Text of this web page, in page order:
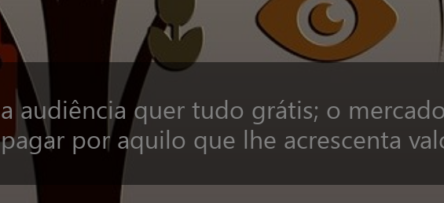
a audiência quer tudo grátis; o
pagar por aquilo que lhe acrescenta